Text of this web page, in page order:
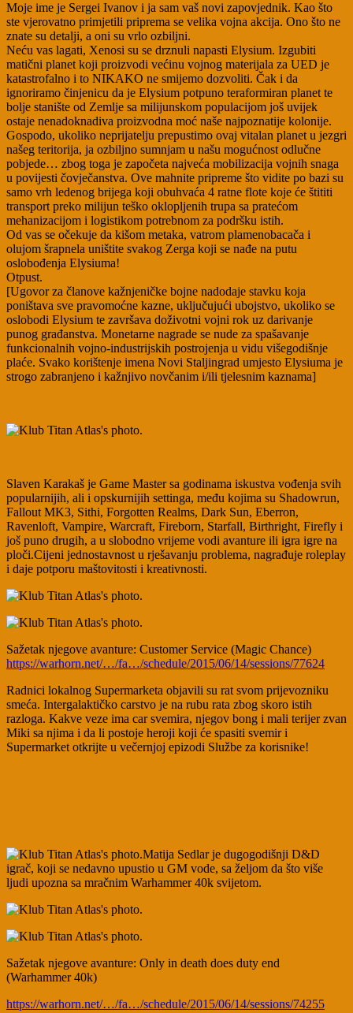
Moje ime je Sergei Ivanov i ja sam vaš novi zapovjednik. Kao što
ste vjerovatno primjetili priprema se velika vojna akcija. Ono što ne
znate su detalji, a oni su vrlo ozbiljni.
Neću vas lagati, Xenosi su se drznuli napasti Elysium. Izgubiti
matični planet koji proizvodi većinu vojnog materijala za UED je
katastrofalno i to NIKAKO ne smijemo dozvoliti. Čak i da
ignoriramo činjenicu da je Elysium potpuno teraformiran planet te
bolje stanište od Zemlje sa milijunskom populacijom još uvijek
ostaje nenadoknadiva proizvodna moć naše najpoznatije kolonije.
Gospodo, ukoliko neprijatelju prepustimo ovaj vitalan planet u jezgri
našeg teritorija, ja ozbiljno sumnjam u našu mogućnost odlučne
pobjede… zbog toga je započeta najveća mobilizacija vojnih snaga
u povijesti čovječanstva. Ove mahnite pripreme što vidite po bazi su
samo vrh ledenog brijega koji obuhvaća 4 ratne flote koje će štititi
transport preko milijun teško oklopljenih trupa sa pratećom
mehanizacijom i logistikom potrebnom za podršku istih.
Od vas se očekuje da kišom metaka, vatrom plamenobacača i
olujom šrapnela uništite svakog Zerga koji se nađe na putu
oslobođenja Elysiuma!
Otpust.
[Ugovor za članove kažnjeničke bojne nadodaje stavku koja
poništava sve pravomoćne kazne, uključujući ubojstvo, ukoliko se
oslobodi Elysium te završava doživotni vojni rok uz darivanje
punog građanstva. Monetarne nagrade se nude za spašavanje
funkcionalnih vojno-industrijskih postrojenja u vidu višegodišnje
plaće. Svako korištenje imena Novi Staljingrad umjesto Elysiuma je
strogo zabranjeno i kažnjivo novčanim i/ili tjelesnim kaznama]
Slaven Karakaš je Game Master sa godinama iskustva vođenja svih
popularnijih, ali i opskurnijih settinga, među kojima su Shadowrun,
Fallout MK3, Sithi, Forgotten Realms, Dark Sun, Eberron,
Ravenloft, Vampire, Warcraft, Fireborn, Starfall, Birthright, Firefly i
još puno drugih, a u slobodno vrijeme vodi avanture ili igra igre na
ploči.Cijeni jednostavnost u rješavanju problema, nagrađuje roleplay
i daje potporu maštovitosti i kreativnosti.
Sažetak njegove avanture: Customer Service (Magic Chance)
https://warhorn.net/…/fa…/schedule/2015/06/14/sessions/77624
Radnici lokalnog Supermarketa objavili su rat svom prijevozniku
smeća. Intergalaktičko carstvo je na rubu rata zbog skoro istih
razloga. Kakve veze ima car svemira, njegov bong i mali terijer zvan
Miki sa njima i da li postoje heroji koji će spasiti svemir i
Supermarket otkrijte u večernjoj epizodi Službe za korisnike!
Matija Sedlar je dugogodišnji D&D
igrač, koji se nedavno upustio u GM vode, sa željom da što više
ljudi upozna sa mračnim Warhammer 40k svijetom.
Sažetak njegove avanture: Only in death does duty end
(Warhammer 40k)
https://warhorn.net/…/fa…/schedule/2015/06/14/sessions/74255